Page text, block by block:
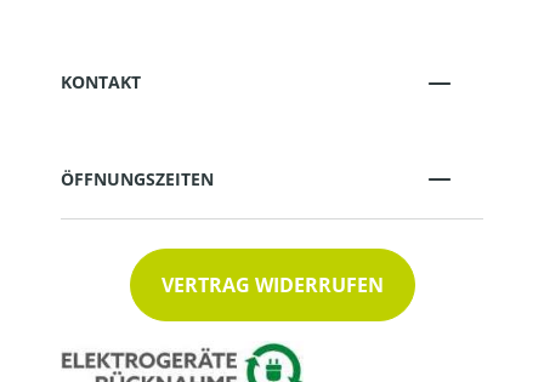
KONTAKT
ÖFFNUNGSZEITEN
VERTRAG WIDERRUFEN